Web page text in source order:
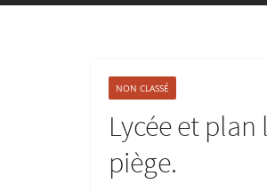
NON CLASSÉ
Lycée et
piège.